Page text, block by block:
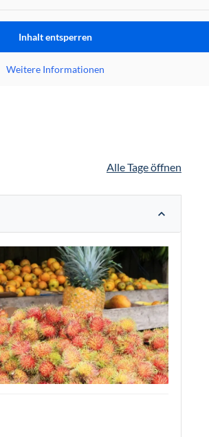
Inhalt entsperren
Weitere Informationen
Alle Tage öffnen